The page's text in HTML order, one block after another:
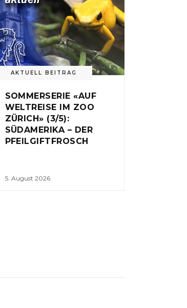
AKTUELL BEITRAG
SOMMERSERIE «AUF
WELTREISE IM ZOO
ZÜRICH» (3/5):
SÜDAMERIKA – DER
PFEILGIFTFROSCH
5. August 2026